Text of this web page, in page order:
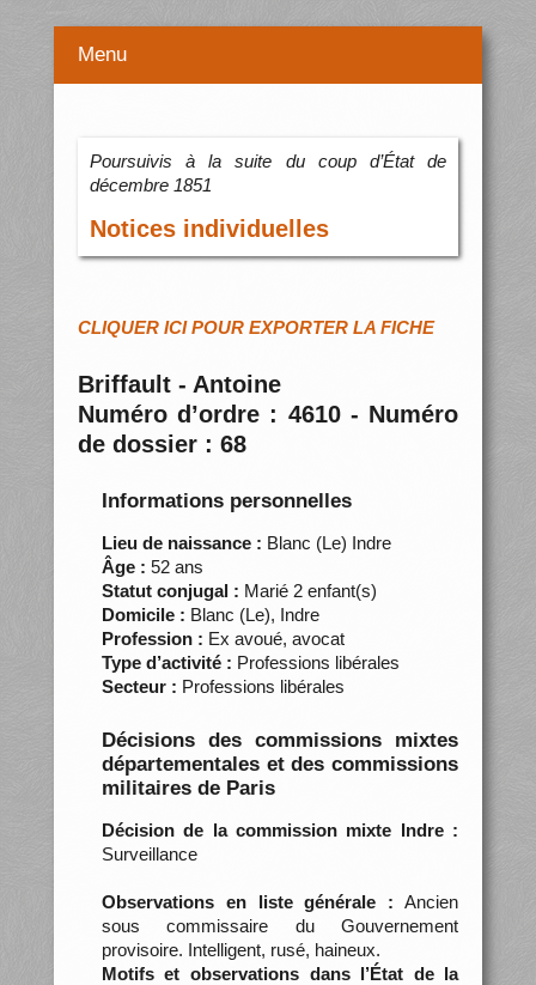
Menu
Poursuivis à la suite du coup d’État de
décembre 1851
Notices individuelles
CLIQUER ICI POUR EXPORTER LA FICHE
Briffault - Antoine
Numéro d’ordre : 4610 - Numéro
de dossier : 68
Informations personnelles
Lieu de naissance : Blanc (Le) Indre
Âge : 52 ans
Statut conjugal : Marié 2 enfant(s)
Domicile : Blanc (Le), Indre
Profession : Ex avoué, avocat
Type d’activité : Professions libérales
Secteur : Professions libérales
Décisions des commissions mixtes
départementales et des commissions
militaires de Paris
Décision de la commission mixte Indre :
Surveillance
Observations en liste générale : Ancien
sous commissaire du Gouvernement
provisoire. Intelligent, rusé, haineux.
Motifs et observations dans l’État de la